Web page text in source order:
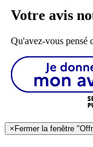
Votre avis
Qu'avez-vous pensé
× Fermer la fenêtre